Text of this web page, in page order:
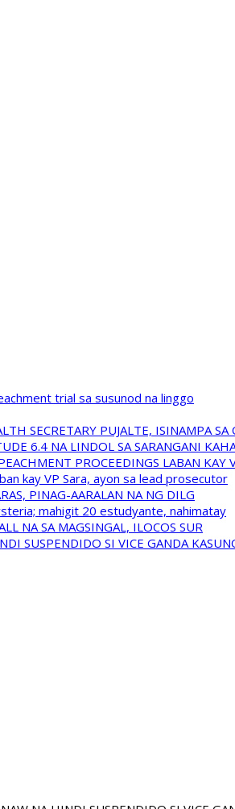
trial sa susunod na linggo
SECRETARY PUJALTE, ISINAMPA SA
6.4 NA LINDOL SA SARANGANI
PROCEEDINGS LABAN KAY
kay VP Sara, ayon sa lead prosecutor
PINAG-AARALAN NA NG DILG
mahigit 20 estudyante, nahimatay
NA SA MAGSINGAL, ILOCOS SUR
SUSPENDIDO SI VICE GANDA